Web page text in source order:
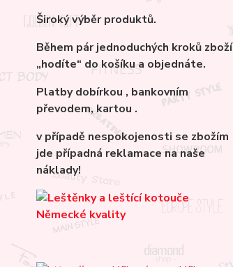
Široký výběr produktů.
Během pár jednoduchých kroků zboží
„hodíte“ do košíku a objednáte.
Platby dobírkou , bankovním
převodem, kartou .
v případě nespokojenosti se zbožím
jde případná reklamace na naše
náklady!